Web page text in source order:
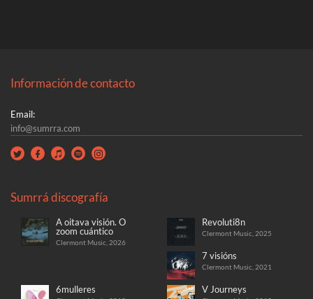
Información de contacto
Email:
info@sumrra.com
Sumrrá discografía
A oitava visión. O
zoom cuántico
Clermont Music, 2026
Revoluti8n
Clermont Music, 2025
7 visións
Clermont Music, 2021
6mulleres V Journeys